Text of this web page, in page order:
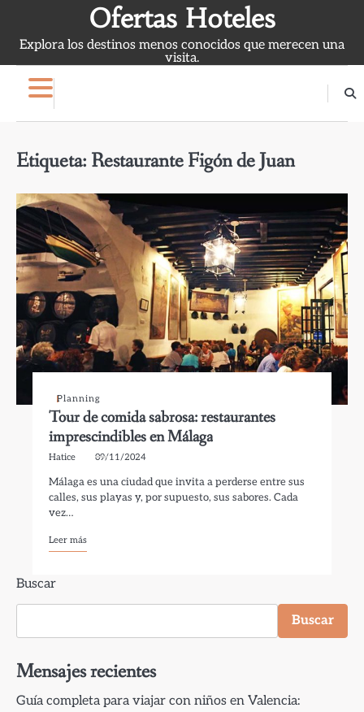
content
Ofertas Hoteles
Explora los destinos menos conocidos que merecen una
visita.
Etiqueta: Restaurante Figón de Juan
Planning
Tour de comida sabrosa: restaurantes
imprescindibles en Málaga
Hatice 09/11/2024
Málaga es una ciudad que invita a perderse entre sus
calles, sus playas y, por supuesto, sus sabores. Cada
vez…
Leer más
Buscar
Buscar
Mensajes recientes
Guía completa para viajar con niños en Valencia: